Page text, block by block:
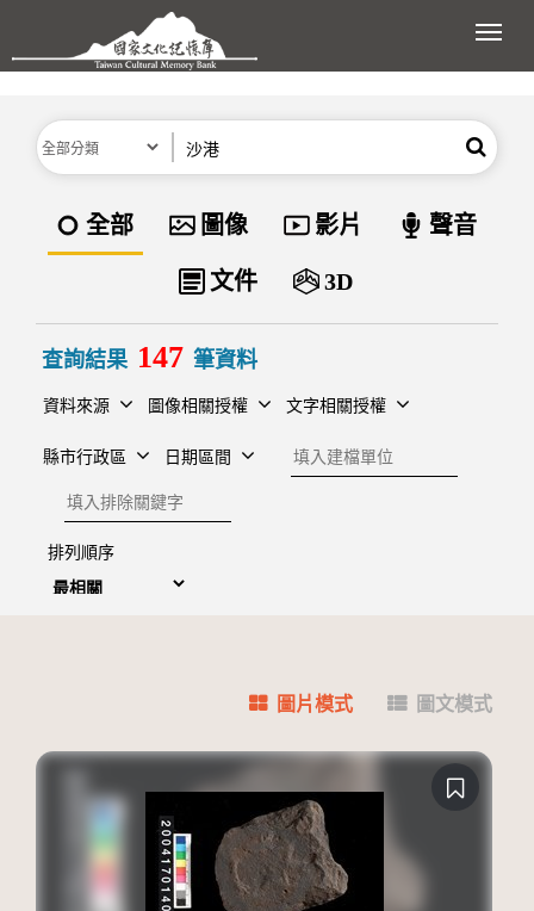
跳到主要內容區塊
展
分類 搜尋
資料類型
全部 圖像 影片 聲音
文件 3D
查詢結果 147 筆資料
資料來源 圖像相關授權 文字相關授權
縣市行政區 日期區間
建檔單位
排除關鍵字
排列順序
圖片模式 圖文模式